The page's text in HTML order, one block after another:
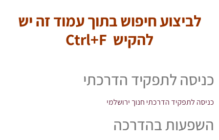
לביצוע חיפוש בתוך עמוד זה יש
להקיש Ctrl+F
כניסה לתפקיד הדרכתי
כניסה לתפקיד הדרכתי חנוך ירושלמי
השפעות בהדרכה